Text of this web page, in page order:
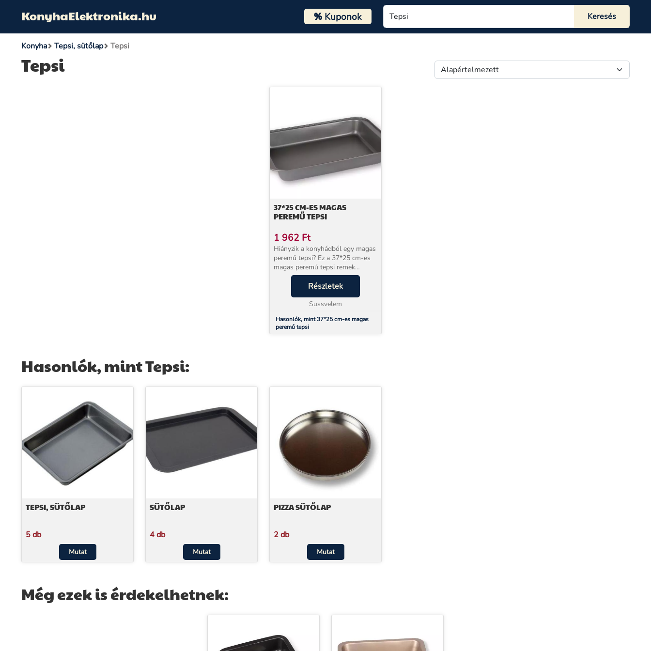
KonyhaElektronika.hu %Kuponok
Konyha Tepsi, sütőlap Tepsi
Tepsi
37*25 CM-ES MAGAS
PEREMŰ TEPSI
1 962 Ft
Hiányzik a konyhádból egy magas
peremű tepsi? Ez a 37*25 cm-es
magas peremű tepsi remek
választás. Miért jó választás ez a
37*25 cm-es magas peremű
tepsi? mert a segítségével igazán
ínycsiklandó keve...
Részletek
Sussvelem
Hasonlók, mint 37*25 cm-es magas
peremű tepsi
Hasonlók, mint Tepsi:
TEPSI, SÜTŐLAP
5 db
Mutat
SÜTŐLAP
4 db
Mutat
PIZZA SÜTŐLAP
2 db
Mutat
Még ezek is érdekelhetnek: